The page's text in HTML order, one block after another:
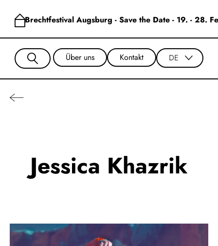
Brechtfestival Augsburg - Save the Date - 19. - 28.
Über uns Kontakt DE
Jessica Khazrik